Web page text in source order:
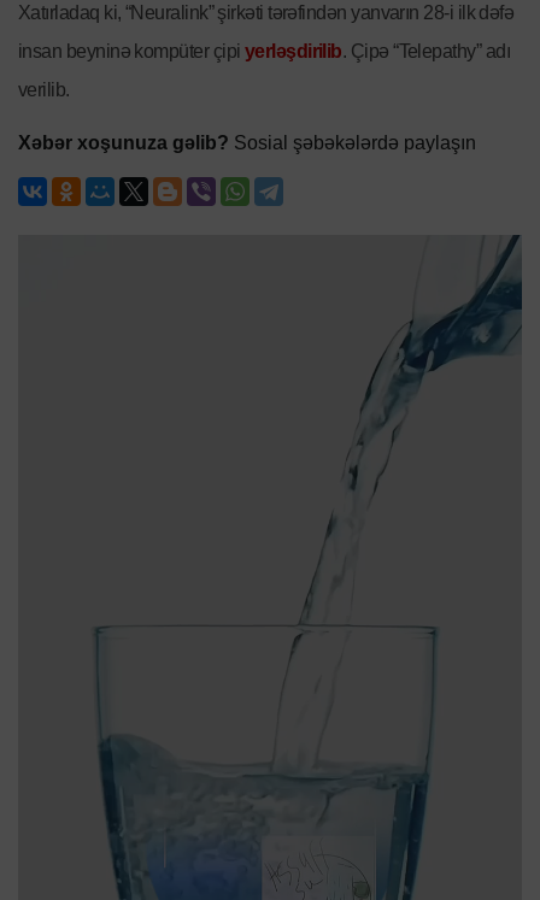
Xatırladaq ki, “Neuralink” şirkəti tərəfindən yanvarın 28-i ilk dəfə
insan beyninə kompüter çipi yerləşdirilib. Çipə “Telepathy” adı
verilib.
Xəbər xoşunuza gəlib? Sosial şəbəkələrdə paylaşın